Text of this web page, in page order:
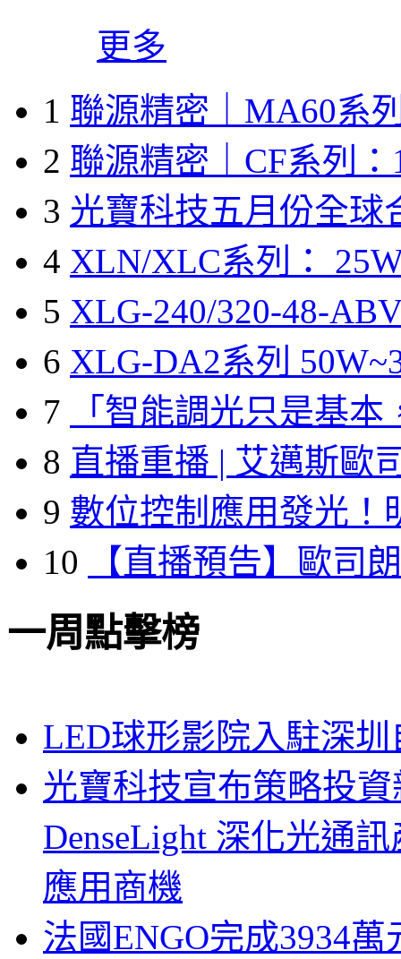
更多
1 聯源精密｜MA60系
2 聯源精密｜CF系列：
3 光寶科技五月份全球
4 XLN/XLC系列：
5 XLG-240/320-48-
6 XLG-DA2系列
7
「智能調光只是基本
8 直播重播 | 艾邁斯歐
9 數位控制應用發光！
10
【直播預告】歐司
一周點擊榜
LED球形影院入駐深
光寶科技宣布策略投
DenseLight 深化光通
應用商機
法國ENGO完成3934